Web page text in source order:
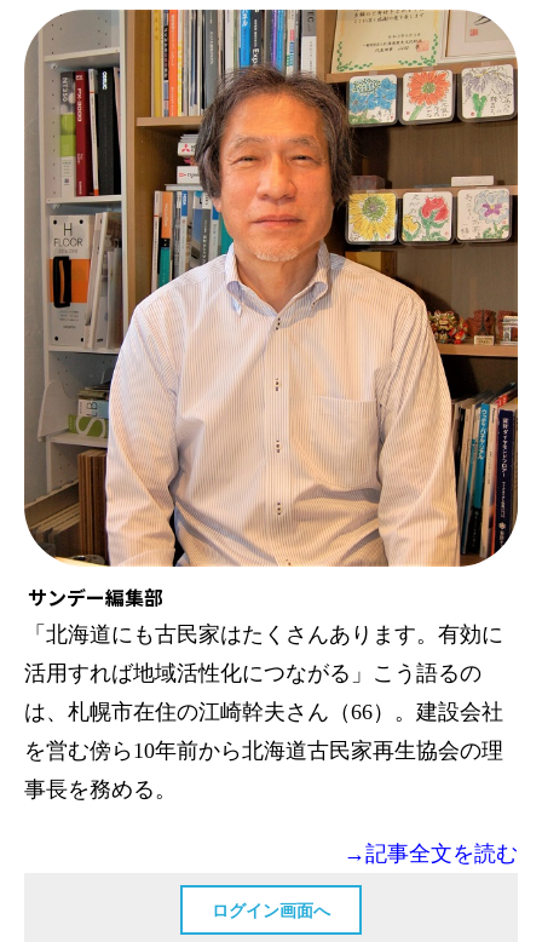
サンデー編集部
「北海道にも古民家はたくさんあります。有効に
活用すれば地域活性化につながる」こう語るの
は、札幌市在住の江崎幹夫さん（66）。建設会社
を営む傍ら10年前から北海道古民家再生協会の理
事長を務める。
→記事全文を読む
ログイン画面へ